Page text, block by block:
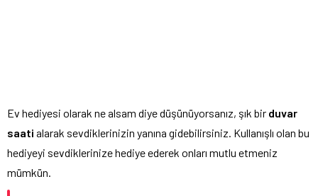
Ev hediyesi olarak ne alsam diye düşünüyorsanız, şık bir duvar
saati alarak sevdiklerinizin yanına gidebilirsiniz. Kullanışlı olan bu
hediyeyi sevdiklerinize hediye ederek onları mutlu etmeniz
mümkün.